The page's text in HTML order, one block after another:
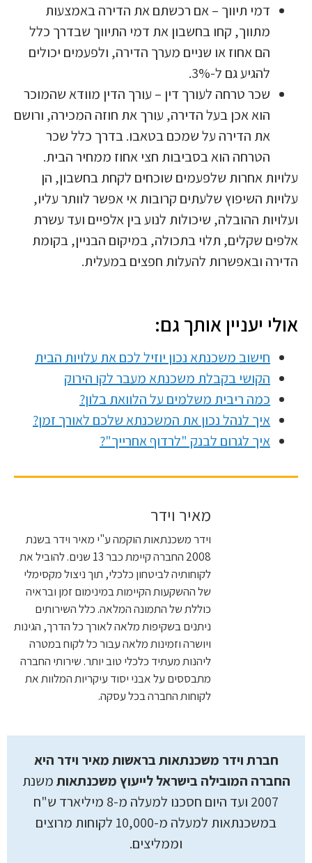
דמי תיווך – אם רכשתם את הדירה באמצעות
מתווך, קחו בחשבון את דמי התיווך שבדרך כלל
הם אחוז או שניים מערך הדירה, ולפעמים יכולים
להגיע גם ל-3%.
שכר טרחה לעורך דין – עורך הדין מוודא שהמוכר
הוא אכן בעל הדירה, עורך את חוזה המכירה, ורושם
את הדירה על שמכם בטאבו. בדרך כלל שכר
הטרחה הוא בסביבות חצי אחוז ממחיר הבית.
עלויות אחרות שלפעמים שוכחים לקחת בחשבון, הן
עלויות השיפוץ שלעתים קרובות אי אפשר לוותר עליו,
ועלויות ההובלה, שיכולות לנוע בין אלפיים ועד עשרת
אלפים שקלים, תלוי בתכולה, במיקום הבניין, בקומת
הדירה ובאפשרות להעלות חפצים במעלית.
אולי יעניין אותך גם:
חישוב משכנתא נכון יוזיל לכם את עלויות הבית
הקושי בקבלת משכנתא מעבר לקו הירוק
כמה ריבית משלמים על הלוואת בלון?
איך לנהל נכון את המשכנתא שלכם לאורך זמן?
איך לגרום לבנק "לרדוף אחרייך"?
מאיר וידר
וידר משכנתאות הוקמה ע"י מאיר וידר בשנת
2008 החברה קיימת כבר 13 שנים. להוביל את
לקוחותיה לביטחון כלכלי, תוך ניצול מקסימלי
של ההשקעות הקיימות במינימום זמן ובראיה
כוללת של התמונה המלאה. כלל השירותים
ניתנים בשקיפות מלאה לאורך כל הדרך, הגינות
ויושרה וזמינות מלאה עבור כל לקוח במטרה
ליהנות מעתיד כלכלי טוב יותר. שירותי החברה
מתבססים על אבני יסוד עיקריות המלוות את
לקוחות החברה בכל עסקה.
חברת וידר משכנתאות בראשות מאיר וידר היא
החברה המובילה בישראל לייעוץ משכנתאותמשנת
2007 ועד היום חסכנו למעלה מ-8 מיליארד ש"ח
במשכנתאות למעלה מ-10,000 לקוחות מרוצים
וממליצים.